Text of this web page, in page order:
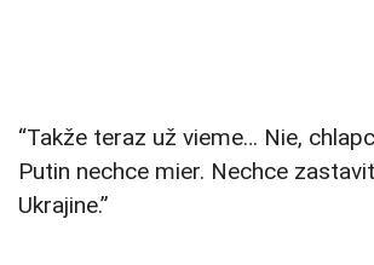
“Takže teraz už vieme… Nie,
Putin nechce mier. Nechce
Ukrajine.”